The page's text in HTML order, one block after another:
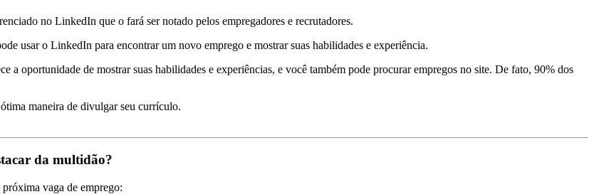
no LinkedIn que o fará ser notado pelos empregadores e recrutadores.
usar o LinkedIn para encontrar um novo emprego e mostrar suas habilidades e experiência.
oportunidade de mostrar suas habilidades e experiências, e você também pode procurar empregos no site. De fato, 90% dos
maneira de divulgar seu currículo.
da multidão?
vaga de emprego: